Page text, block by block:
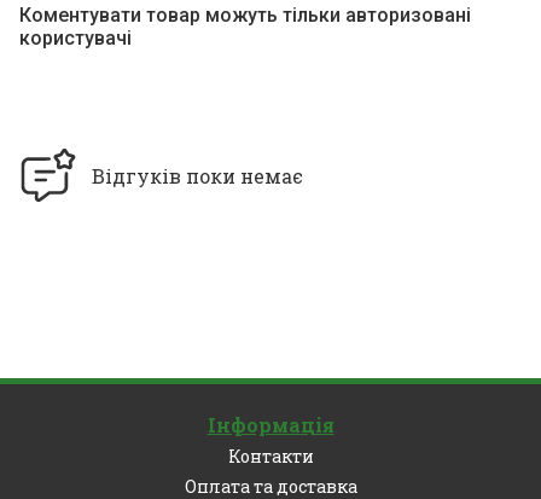
Коментувати товар можуть тільки авторизовані
користувачі
Відгуків поки немає
Інформація
Контакти
Оплата та доставка